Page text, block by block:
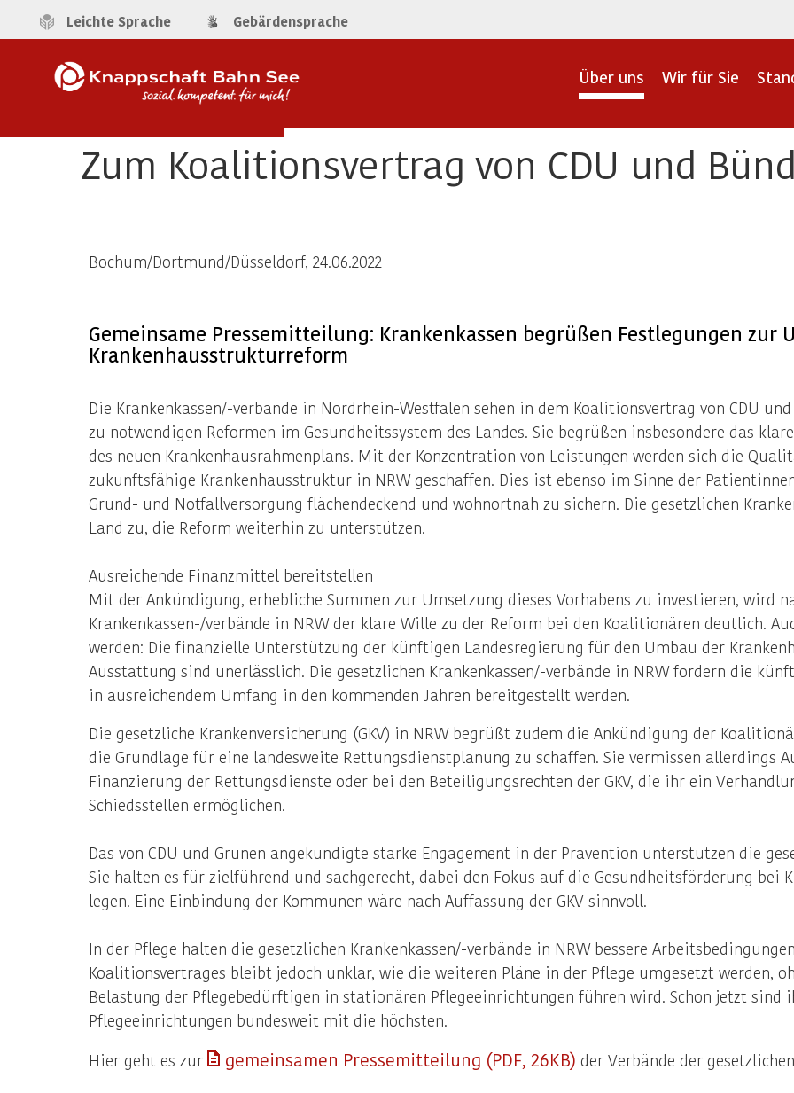
Leichte Sprache Gebärdensprache
Über uns Wir für Sie
Zum Koalitionsvertrag von CDU und
Bochum/Dortmund/Düsseldorf, 24.06.2022
Gemeinsame Pressemitteilung: Krankenkassen begrüßen Festlegungen zur
Krankenhausstrukturreform
Die Krankenkassen/-verbände in Nordrhein-Westfalen sehen in dem Koalitionsvertrag von CDU
zu notwendigen Reformen im Gesundheitssystem des Landes. Sie begrüßen insbesondere das
des neuen Krankenhausrahmenplans. Mit der Konzentration von Leistungen werden sich die
zukunftsfähige Krankenhausstruktur in NRW geschaffen. Dies ist ebenso im Sinne der
Grund- und Notfallversorgung flächendeckend und wohnortnah zu sichern. Die gesetzlichen
Land zu, die Reform weiterhin zu unterstützen.
Ausreichende Finanzmittel bereitstellen
Mit der Ankündigung, erhebliche Summen zur Umsetzung dieses Vorhabens zu investieren, wird
Krankenkassen-/verbände in NRW der klare Wille zu der Reform bei den Koalitionären deutlich.
werden: Die finanzielle Unterstützung der künftigen Landesregierung für den Umbau der
Ausstattung sind unerlässlich. Die gesetzlichen Krankenkassen/-verbände in NRW fordern die
in ausreichendem Umfang in den kommenden Jahren bereitgestellt werden.
Die gesetzliche Krankenversicherung (GKV) in NRW begrüßt zudem die Ankündigung der
die Grundlage für eine landesweite Rettungsdienstplanung zu schaffen. Sie vermissen allerdings
Finanzierung der Rettungsdienste oder bei den Beteiligungsrechten der GKV, die ihr ein
Schiedsstellen ermöglichen.
Das von CDU und Grünen angekündigte starke Engagement in der Prävention unterstützen die
Sie halten es für zielführend und sachgerecht, dabei den Fokus auf die Gesundheitsförderung
legen. Eine Einbindung der Kommunen wäre nach Auffassung der GKV sinnvoll.
In der Pflege halten die gesetzlichen Krankenkassen/-verbände in NRW bessere
Koalitionsvertrages bleibt jedoch unklar, wie die weiteren Pläne in der Pflege umgesetzt werden,
Belastung der Pflegebedürftigen in stationären Pflegeeinrichtungen führen wird. Schon jetzt sind
Pflegeeinrichtungen bundesweit mit die höchsten.
Hier geht es zur gemeinsamen Pressemitteilung (PDF, 26KB) der Verbände der